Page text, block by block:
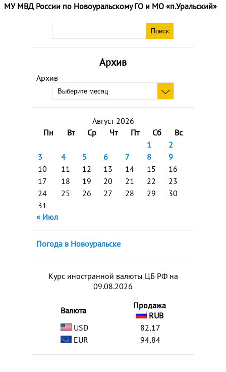
Архив
Архив
Август 2026
Пн
Вт Ср Чт Пт Сб
Вс
1
2
3
4 5 6 7 8
9
10
11 12 13 14 15
16
17
18 19 20 21 22
23
24
25 26 27 28 29
30
31
« Июл
Погода в Новоуральске
Курс иностранной валюты ЦБ РФ на
09.08.2026
Валюта
Продажа
RUB
USD
82,17
EUR
94,84
МУ МВД России по Новоуральскому ГО и МО «п.Уральский»